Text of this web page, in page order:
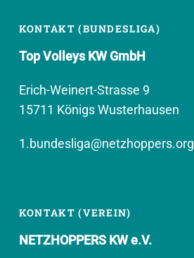
KONTAKT (BUNDESLIGA)
Top Volleys KW GmbH
Erich-Weinert-Strasse 9
15711 Königs Wusterhausen
1.bundesliga@netzhoppers.org
KONTAKT (VEREIN)
NETZHOPPERS KW e.V.